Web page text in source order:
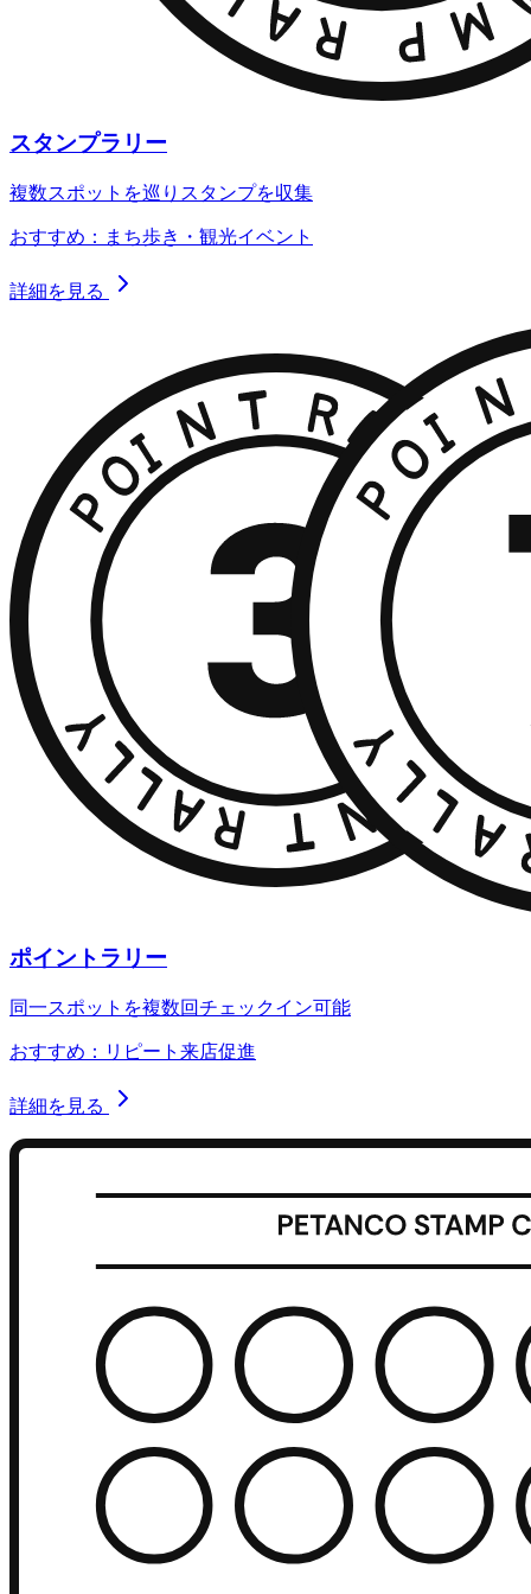
スタンプラリー
複数スポットを巡りスタンプを収集
おすすめ：まち歩き・観光イベント
詳細を見る
ポイントラリー
同一スポットを複数回チェックイン可能
おすすめ：リピート来店促進
詳細を見る